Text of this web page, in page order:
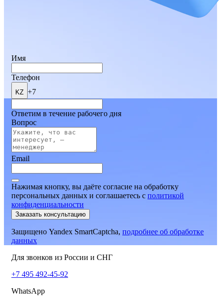
Имя
Телефон
KZ +7
Ответим в течение рабочего дня
Вопрос
Email
Нажимая кнопку, вы даёте согласие на обработку
персональных данных и соглашаетесь c политикой
конфиденциальности
Заказать консультацию
Защищено Yandex SmartCaptcha, подробнее об обработке
данных
Для звонков из России и СНГ
+7 495 492-45-92
WhatsApp